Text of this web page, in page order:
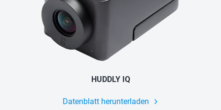
HUDDLY IQ
Datenblatt herunterladen